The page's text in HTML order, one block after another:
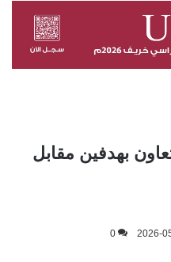
بهدفين مقابل
2026-
0